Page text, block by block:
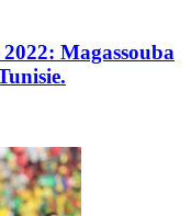
Magassouba